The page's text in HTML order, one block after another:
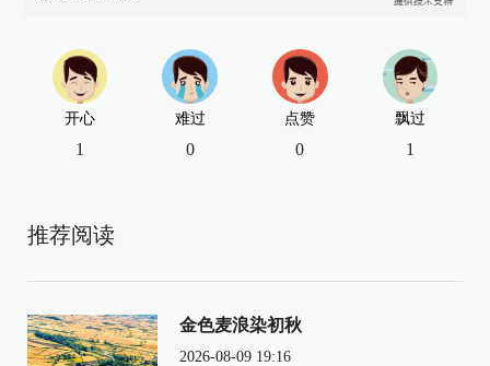
开心
1
难过
0
点赞
0
飘过
1
推荐阅读
金色麦浪染初秋
2026-08-09 19:16